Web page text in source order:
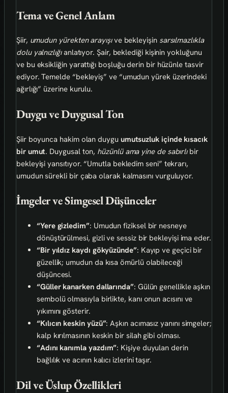
Tema ve Genel Anlam
Şiir, umudun yürekten arayışıve bekleyişin sarsılmazlıkla
dolu yalnızlığıanlatıyor. Şair, beklediği kişinin yokluğunu
ve bu eksikliğin yarattığı boşluğu derin bir hüzünle tasvir
ediyor. Temelde “bekleyiş” ve “umudun yürek üzerindeki
ağırlığı” üzerine kurulu.
Duygu ve Duygusal Ton
Şiir boyunca hakim olan duygu umutsuzluk içinde kısacık
bir umut. Duygusal ton, hüzünlü ama yine de sabırlıbir
bekleyişi yansıtıyor. “Umutla bekledim seni” tekrarı,
umudun sürekli bir çaba olarak kalmasını vurguluyor.
İmgeler ve Simgesel Düşünceler
“Yere gizledim”: Umudun fiziksel bir nesneye
dönüştürülmesi, gizli ve sessiz bir bekleyişi ima eder.
“Bir yıldız kaydı gökyüzünde”: Kayıp ve geçici bir
güzellik; umudun da kısa ömürlü olabileceği
düşüncesi.
“Güller kanarken dallarında”: Gülün genellikle aşkın
sembolü olmasıyla birlikte, kanı onun acısını ve
yıkımını gösterir.
“Kılıcın keskin yüzü”: Aşkın acımasız yanını simgeler;
kalp kırılmasının keskin bir silah gibi olması.
“Adını kanımla yazdım”: Kişiye duyulan derin
bağlılık ve acının kalıcı izlerini taşır.
Dil ve Üslup Özellikleri